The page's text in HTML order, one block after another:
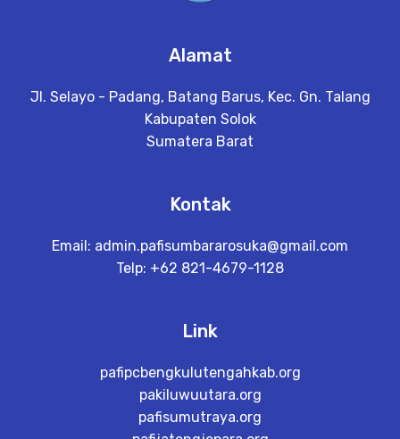
Alamat
Jl. Selayo - Padang, Batang Barus, Kec. Gn. Talang
Kabupaten Solok
Sumatera Barat
Kontak
Email: admin.pafisumbararosuka@gmail.com
Telp: +62 821-4679-1128
Link
pafipcbengkulutengahkab.org
pakiluwuutara.org
pafisumutraya.org